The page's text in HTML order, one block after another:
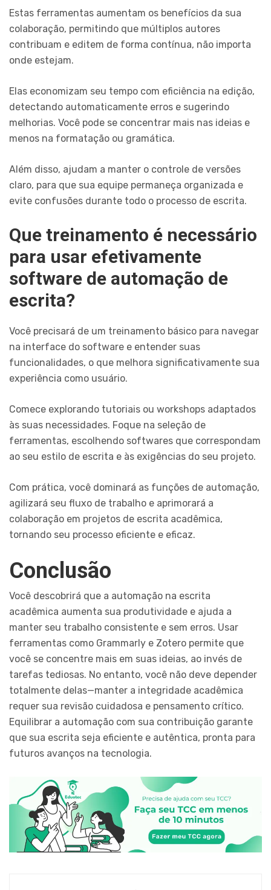
Estas ferramentas aumentam os benefícios da sua
colaboração, permitindo que múltiplos autores
contribuam e editem de forma contínua, não importa
onde estejam.
Elas economizam seu tempo com eficiência na edição,
detectando automaticamente erros e sugerindo
melhorias. Você pode se concentrar mais nas ideias e
menos na formatação ou gramática.
Além disso, ajudam a manter o controle de versões
claro, para que sua equipe permaneça organizada e
evite confusões durante todo o processo de escrita.
Que treinamento é necessário
para usar efetivamente
software de automação de
escrita?
Você precisará de um treinamento básico para navegar
na interface do software e entender suas
funcionalidades, o que melhora significativamente sua
experiência como usuário.
Comece explorando tutoriais ou workshops adaptados
às suas necessidades. Foque na seleção de
ferramentas, escolhendo softwares que correspondam
ao seu estilo de escrita e às exigências do seu projeto.
Com prática, você dominará as funções de automação,
agilizará seu fluxo de trabalho e aprimorará a
colaboração em projetos de escrita acadêmica,
tornando seu processo eficiente e eficaz.
Conclusão
Você descobrirá que a automação na escrita
acadêmica aumenta sua produtividade e ajuda a
manter seu trabalho consistente e sem erros. Usar
ferramentas como Grammarly e Zotero permite que
você se concentre mais em suas ideias, ao invés de
tarefas tediosas. No entanto, você não deve depender
totalmente delas—manter a integridade acadêmica
requer sua revisão cuidadosa e pensamento crítico.
Equilibrar a automação com sua contribuição garante
que sua escrita seja eficiente e autêntica, pronta para
futuros avanços na tecnologia.